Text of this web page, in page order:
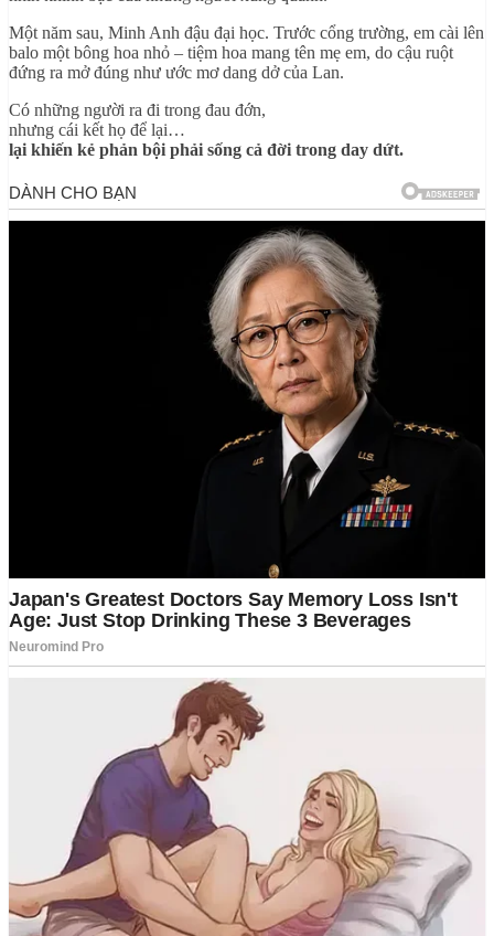
Một năm sau, Minh Anh đậu đại học. Trước cổng trường, em cài lên
balo một bông hoa nhỏ – tiệm hoa mang tên mẹ em, do cậu ruột
đứng ra mở đúng như ước mơ dang dở của Lan.
Có những người ra đi trong đau đớn,
nhưng cái kết họ để lại…
lại khiến kẻ phản bội phải sống cả đời trong day dứt.